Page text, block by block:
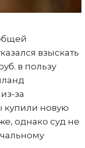
взыскать
в пользу
за
купили новую
однако суд не